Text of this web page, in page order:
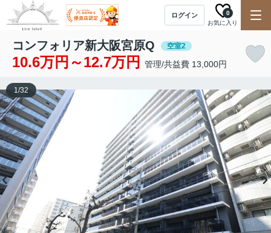
ログイン
お気に入り
0
コンフォリア新大阪宮原Q 空室2
10.6万円～12.7万円 管理/共益費 13,000円
1/32